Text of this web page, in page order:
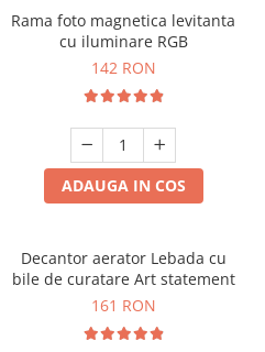
Rama foto magnetica levitanta
cu iluminare RGB
142 RON
ADAUGA IN COS
Decantor aerator Lebada cu
bile de curatare Art statement
161 RON